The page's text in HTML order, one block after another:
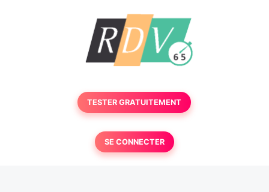
TESTER GRATUITEMENT
SE CONNECTER